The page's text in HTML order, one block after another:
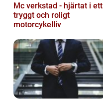
Mc verkstad - hjärtat i ett
tryggt och roligt
motorcykelliv